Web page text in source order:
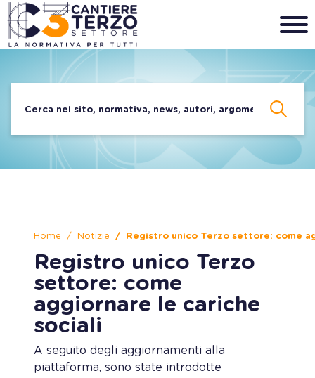
Home Notizie Registro unico Terzo settore: come
Registro unico Terzo
settore: come
aggiornare le cariche
sociali
A seguito degli aggiornamenti alla
piattaforma, sono state introdotte